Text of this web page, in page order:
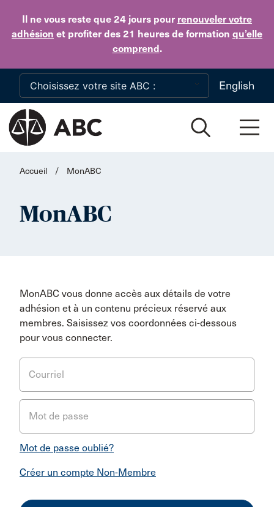
Il ne vous reste que 24 jours pour renouveler votre
adhésion et profiter des 21 heures de formation qu’elle
comprend.
Skip to main content
English
Accueil / MonABC
MonABC
MonABC vous donne accès aux détails de votre
adhésion et à un contenu précieux réservé aux
membres. Saisissez vos coordonnées ci-dessous
pour vous connecter.
Courriel
Mot de passe
Mot de passe oublié?
Créer un compte Non-Membre